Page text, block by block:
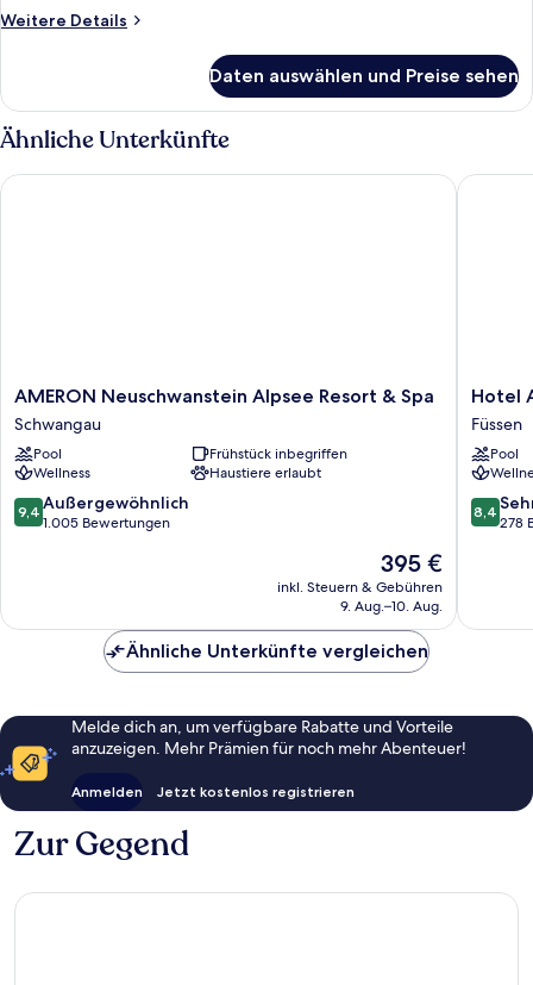
Weitere Details
Weitere
Daten auswählen und Preise sehen
Ähnliche Unterkünfte
AMERON
Neuschwanstein
Alpsee
Resort
&
Spa
Schwangau
AMERON Neuschwanstein Alpsee Resort & Spa
Schwangau
Pool
Frühstück inbegriffen
Wellness
Haustiere erlaubt
9.4
von
9,4 Außergewöhnlich
1.005 Bewertungen
Der
Preis
beträgt
395 €
inkl. Steuern & Gebühren
9. Aug.–10. Aug.
AMERON Neuschwanstein Alpsee Resort & Spa
Hotel
Am
Füssen
Hotel
Füssen
Pool
8.4
von
8,4
278
Hotel
Ähnliche Unterkünfte vergleichen
Melde dich an, um verfügbare Rabatte und Vorteile
anzuzeigen. Mehr Prämien für noch mehr Abenteuer!
Anmelden Jetzt kostenlos registrieren
Zur Gegend